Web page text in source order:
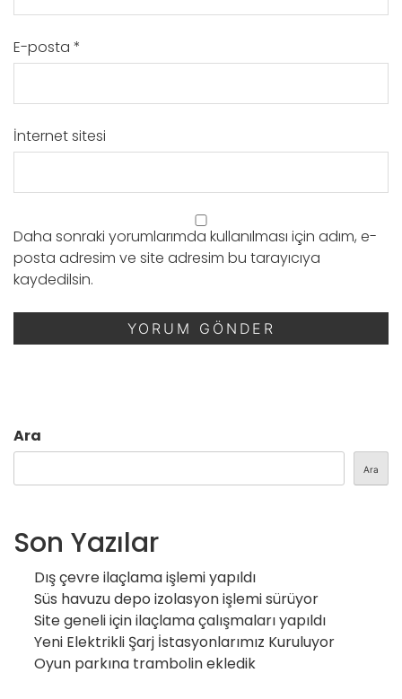
E-posta *
İnternet sitesi
Daha sonraki yorumlarımda kullanılması için adım, e-
posta adresim ve site adresim bu tarayıcıya
kaydedilsin.
Ara
Ara
Son Yazılar
Dış çevre ilaçlama işlemi yapıldı
Süs havuzu depo izolasyon işlemi sürüyor
Site geneli için ilaçlama çalışmaları yapıldı
Yeni Elektrikli Şarj İstasyonlarımız Kuruluyor
Oyun parkına trambolin ekledik